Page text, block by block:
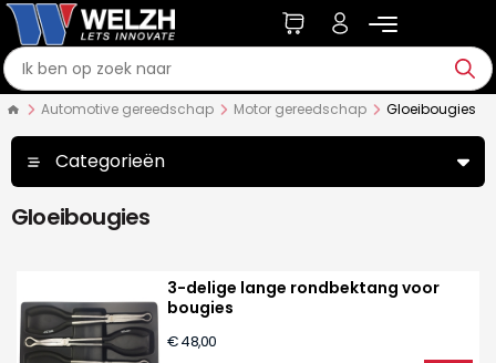
Automotive gereedschap Motor gereedschap Gloeibougies
Categorieën
Gloeibougies
3-delige lange rondbektang voor
bougies
€ 48,00